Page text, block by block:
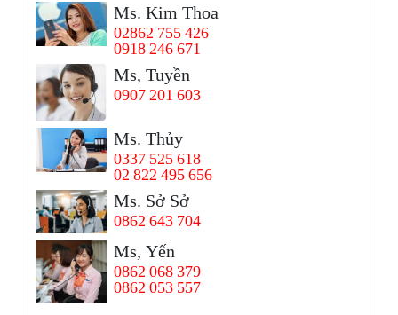
Ms. Kim Thoa
02862 755 426
0918 246 671
Ms, Tuyền
0907 201 603
Ms. Thủy
0337 525 618
02 822 495 656
Ms. Sở Sở
0862 643 704
Ms, Yến
0862 068 379
0862 053 557